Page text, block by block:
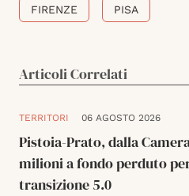
FIRENZE PISA
Articoli Correlati
TERRITORI 06 AGOSTO 2026
Pistoia-Prato, dalla
milioni a fondo perduto
transizione 5.0